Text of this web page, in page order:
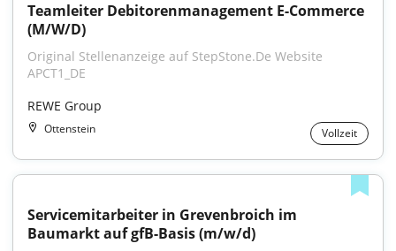
Teamleiter Debitorenmanagement E-Commerce
(M/W/D)
Original Stellenanzeige auf StepStone.De Website
APCT1_DE
REWE Group
Ottenstein Vollzeit
Servicemitarbeiter in Grevenbroich im
Baumarkt auf gfB-Basis (m/w/d)